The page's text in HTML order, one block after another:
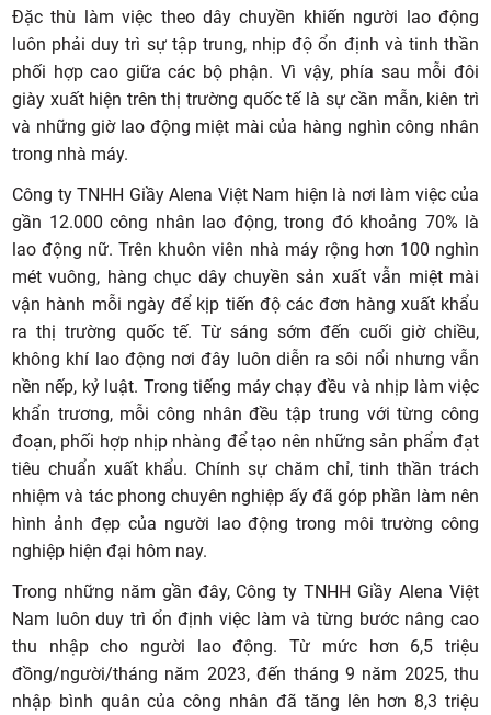
Đặc thù làm việc theo dây chuyền khiến người lao động
luôn phải duy trì sự tập trung, nhịp độ ổn định và tinh thần
phối hợp cao giữa các bộ phận. Vì vậy, phía sau mỗi đôi
giày xuất hiện trên thị trường quốc tế là sự cần mẫn, kiên trì
và những giờ lao động miệt mài của hàng nghìn công nhân
trong nhà máy.
Công ty TNHH Giầy Alena Việt Nam hiện là nơi làm việc của
gần 12.000 công nhân lao động, trong đó khoảng 70% là
lao động nữ. Trên khuôn viên nhà máy rộng hơn 100 nghìn
mét vuông, hàng chục dây chuyền sản xuất vẫn miệt mài
vận hành mỗi ngày để kịp tiến độ các đơn hàng xuất khẩu
ra thị trường quốc tế. Từ sáng sớm đến cuối giờ chiều,
không khí lao động nơi đây luôn diễn ra sôi nổi nhưng vẫn
nền nếp, kỷ luật. Trong tiếng máy chạy đều và nhịp làm việc
khẩn trương, mỗi công nhân đều tập trung với từng công
đoạn, phối hợp nhịp nhàng để tạo nên những sản phẩm đạt
tiêu chuẩn xuất khẩu. Chính sự chăm chỉ, tinh thần trách
nhiệm và tác phong chuyên nghiệp ấy đã góp phần làm nên
hình ảnh đẹp của người lao động trong môi trường công
nghiệp hiện đại hôm nay.
Trong những năm gần đây, Công ty TNHH Giầy Alena Việt
Nam luôn duy trì ổn định việc làm và từng bước nâng cao
thu nhập cho người lao động. Từ mức hơn 6,5 triệu
đồng/người/tháng năm 2023, đến tháng 9 năm 2025, thu
nhập bình quân của công nhân đã tăng lên hơn 8,3 triệu